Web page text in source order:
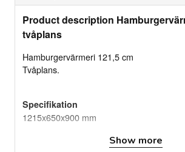
Product description
tvåplans
Hamburgervärmeri 121,5 cm
Tvåplans.
Specifikation
1215x650x900 mm
Show more